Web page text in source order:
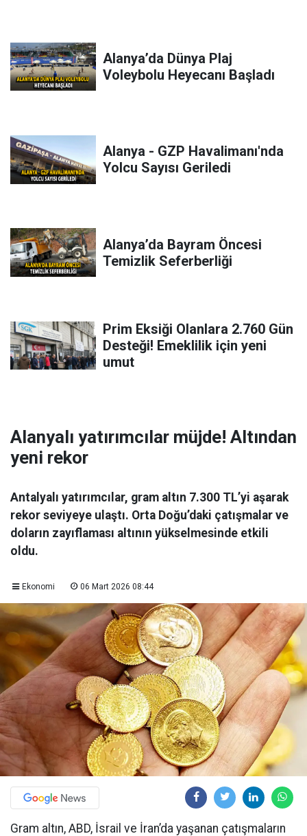
Alanya’da Dünya Plaj
Voleybolu Heyecanı Başladı
Alanya - GZP Havalimanı'nda
Yolcu Sayısı Geriledi
Alanya’da Bayram Öncesi
Temizlik Seferberliği
Prim Eksiği Olanlara 2.760 Gün
Desteği! Emeklilik için yeni
umut
Alanyalı yatırımcılar müjde! Altından
yeni rekor
Antalyalı yatırımcılar, gram altın 7.300 TL’yi aşarak
rekor seviyeye ulaştı. Orta Doğu’daki çatışmalar ve
doların zayıflaması altının yükselmesinde etkili
oldu.
Ekonomi 06 Mart 2026 08:44
Gram altın, ABD, İsrail ve İran’da yaşanan çatışmaların